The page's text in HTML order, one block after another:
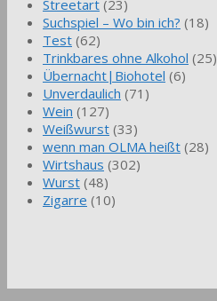
Streetart (23)
Suchspiel – Wo bin ich? (18)
Test (62)
Trinkbares ohne Alkohol (25)
Übernacht|Biohotel (6)
Unverdaulich (71)
Wein (127)
Weißwurst (33)
wenn man OLMA heißt (28)
Wirtshaus (302)
Wurst (48)
Zigarre (10)